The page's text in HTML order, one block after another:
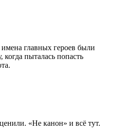
главных героев были
пыталась попасть
«Не канон» и всё тут.